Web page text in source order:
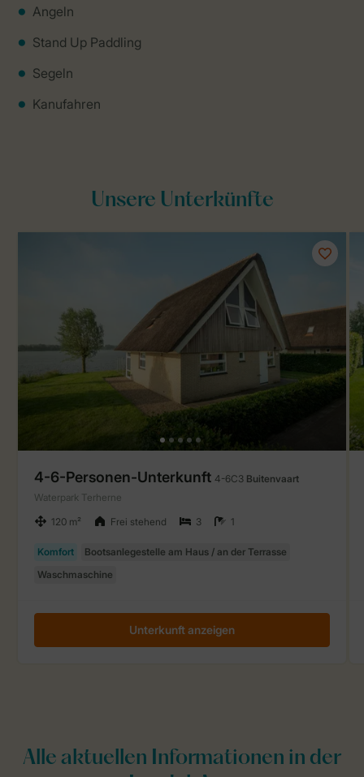
Angeln
Stand Up Paddling
Segeln
Kanufahren